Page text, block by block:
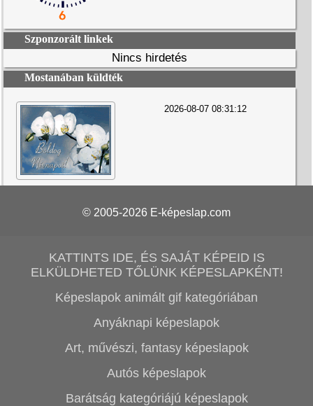
Szponzorált linkek
Nincs hirdetés
Mostanában küldték
2026-08-07 08:31:12
© 2005-2026 E-képeslap.com
KATTINTS IDE, ÉS SAJÁT KÉPEID IS
ELKÜLDHETED TŐLÜNK KÉPESLAPKÉNT!
Képeslapok animált gif kategóriában
Anyáknapi képeslapok
Art, művészi, fantasy képeslapok
Autós képeslapok
Barátság kategóriájú képeslapok